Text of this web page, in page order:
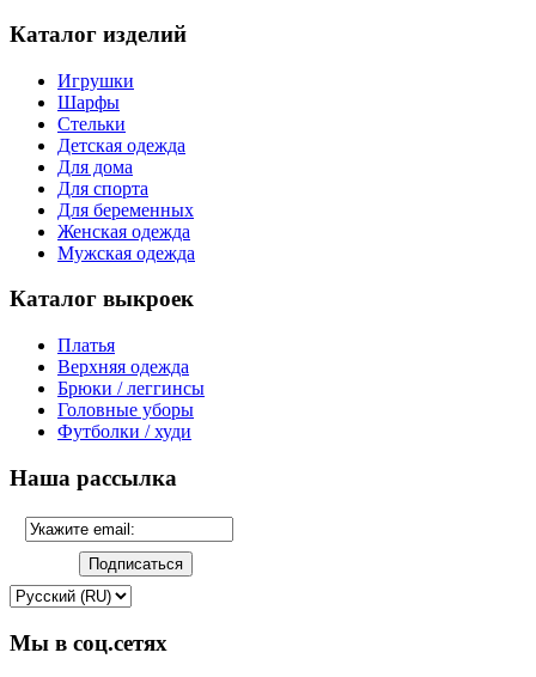
Каталог изделий
Игрушки
Шарфы
Стельки
Детская одежда
Для дома
Для спорта
Для беременных
Женская одежда
Мужская одежда
Каталог выкроек
Платья
Верхняя одежда
Брюки / леггинсы
Головные уборы
Футболки / худи
Наша рассылка
Мы в соц.сетях